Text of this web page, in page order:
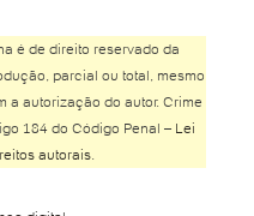
é de direito reservado da
parcial ou total, mesmo
a autorização do autor. Crime
184 do Código Penal – Lei
autorais